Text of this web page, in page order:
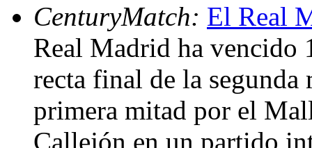
CenturyMatch: El Real
Real Madrid ha vencido
recta final de la
primera mitad por el
Callejón en un partido